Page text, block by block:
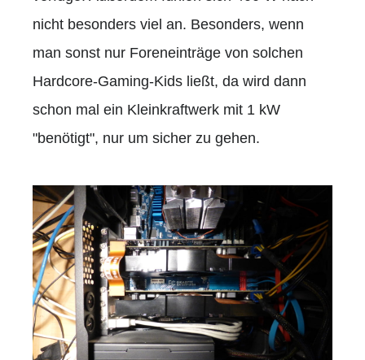
nicht besonders viel an. Besonders, wenn
man sonst nur Foreneinträge von solchen
Hardcore-Gaming-Kids ließt, da wird dann
schon mal ein Kleinkraftwerk mit 1 kW
"benötigt", nur um sicher zu gehen.